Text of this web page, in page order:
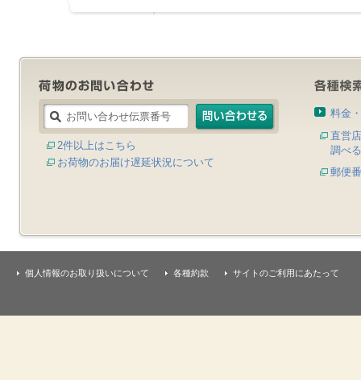
2件以上はこちら
お荷物のお届け遅延状況について
料金
直営
調べる
郵便
個人情報のお取り扱いについて 各種約款 サイトのご利用にあたって